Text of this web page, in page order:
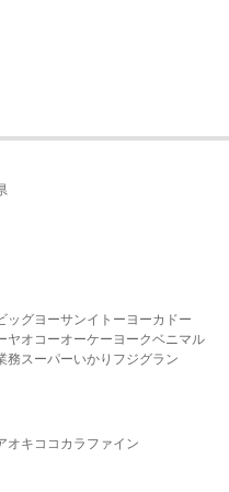
ッグヨーサンイトーヨーカドー
ヤオコーオーケー ヨークベニマル
務スーパーいかり フジグラン
オキココカラファイン